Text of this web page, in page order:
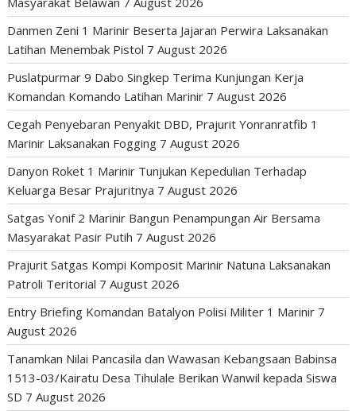
Danmen Zeni 1 Marinir Beserta Jajaran Perwira Laksanakan
Latihan Menembak Pistol 7 August 2026
Puslatpurmar 9 Dabo Singkep Terima Kunjungan Kerja
Komandan Komando Latihan Marinir 7 August 2026
Cegah Penyebaran Penyakit DBD, Prajurit Yonranratfib 1
Marinir Laksanakan Fogging 7 August 2026
Danyon Roket 1 Marinir Tunjukan Kepedulian Terhadap
Keluarga Besar Prajuritnya 7 August 2026
Satgas Yonif 2 Marinir Bangun Penampungan Air Bersama
Masyarakat Pasir Putih 7 August 2026
Prajurit Satgas Kompi Komposit Marinir Natuna Laksanakan
Patroli Teritorial 7 August 2026
Entry Briefing Komandan Batalyon Polisi Militer 1 Marinir 7
August 2026
Tanamkan Nilai Pancasila dan Wawasan Kebangsaan Babinsa
1513-03/Kairatu Desa Tihulale Berikan Wanwil kepada Siswa
SD 7 August 2026